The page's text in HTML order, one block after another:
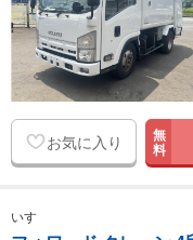
お気に入り 無
料
いすゞ